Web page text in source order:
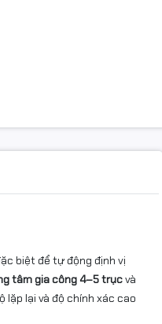
biệt để tự động định vị
tâm gia công 4–5 trụcvà
lại và độ chính xác cao